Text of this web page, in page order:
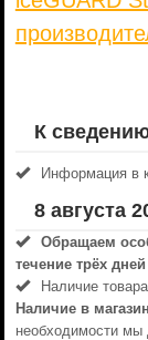
К
Информация в
8 августа
Обращаем
течениe трёх
Наличие
Наличие в
необходимости